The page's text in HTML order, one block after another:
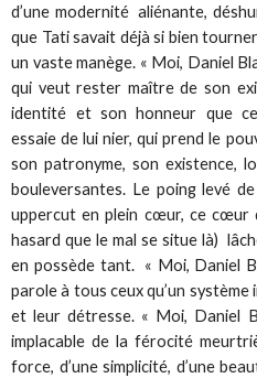
d’une modernité aliénante,
que Tati savait déjà si bien
un vaste manège. « Moi, Daniel
qui veut rester maître de son
identité et son honneur que
essaie de lui nier, qui prend le
son patronyme, son existence,
bouleversantes. Le poing levé
uppercut en plein cœur, ce cœur
hasard que le mal se situe là)
en possède tant. « Moi, Daniel
parole à tous ceux qu’un
et leur détresse. « Moi, Daniel
implacable de la férocité
force, d’une simplicité, d’une